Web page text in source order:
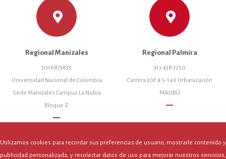
Regional Manizales
3016873835
Universidad Nacional de Colombia
Sede Manizales Campus La Nubia
Bloque Z
remove
Regional Palmira
317 438 3250
Carrera 30E # 5-146 Urbanización
MALIBÚ
remove
Utilizamos cookies para recordar sus preferencias de usuario, mostrarle contenido y
publicidad personalizada, y recolectar datos de uso para mejorar nuestros servicios,